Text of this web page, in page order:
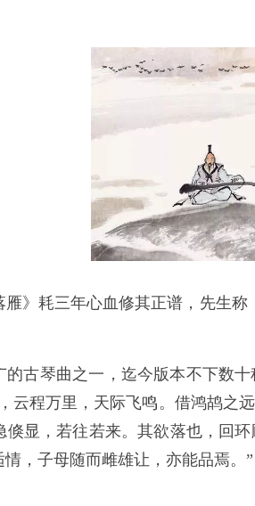
》耗三年心血修其正谱，先生
的古琴曲之一，迄今版本不下数
云程万里，天际飞鸣。借鸿鸪
显，若往若来。其欲落也，回
，子母随而雌雄让，亦能品焉。”